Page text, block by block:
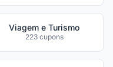
Viagem e Turismo
223 cupons